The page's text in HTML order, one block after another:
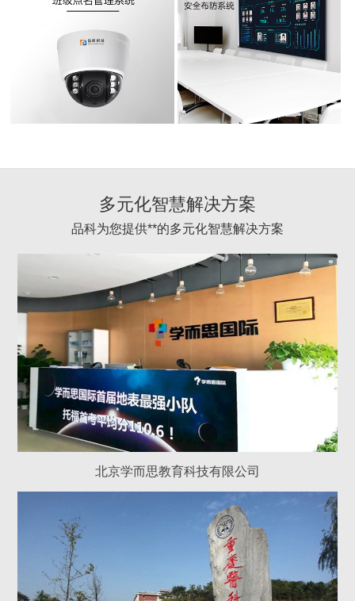
多元化智慧解决方案
品科为您提供**的多元化智慧解决方案
北京学而思教育科技有限公司